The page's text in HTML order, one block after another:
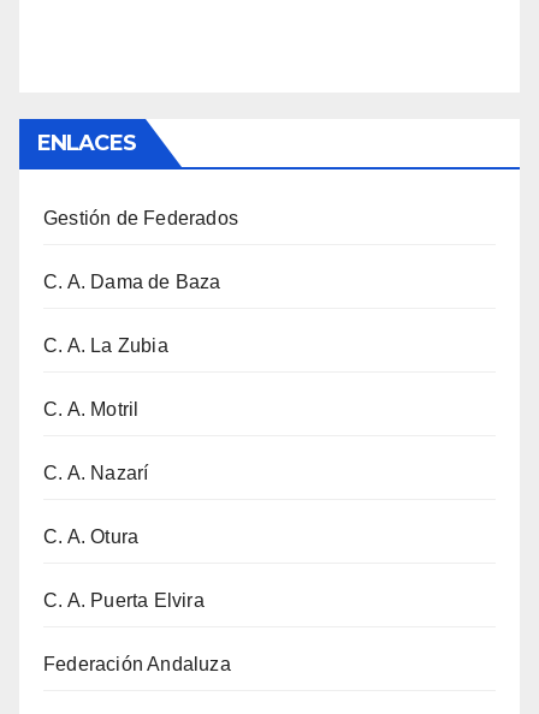
ENLACES
Gestión de Federados
C. A. Dama de Baza
C. A. La Zubia
C. A. Motril
C. A. Nazarí
C. A. Otura
C. A. Puerta Elvira
Federación Andaluza